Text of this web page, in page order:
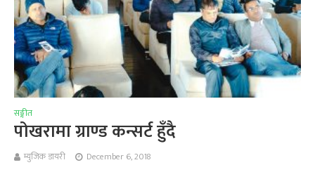
सङ्गीत
पोखरामा ग्राण्ड कन्सर्ट हुँदै
म्युजिक डायरी December 6, 2018